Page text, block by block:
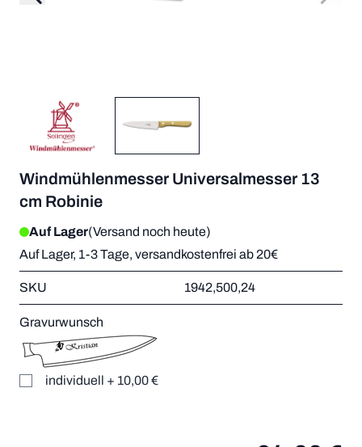
Windmühlenmesser Universalmesser 13
cm Robinie
Auf Lager(Versand noch heute)
Auf Lager, 1-3 Tage, versandkostenfrei ab 20€
SKU 1942,500,24
Gravurwunsch
individuell + 10,00 €